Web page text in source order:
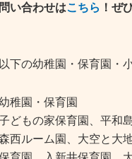
い合わせはこちら ！ぜ
以下の幼稚園・保育園・
稚園・保育園
子どもの家保育園、平和
西ルーム園、大空と大